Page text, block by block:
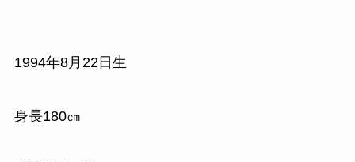
1994年8月22日生
身長180㎝